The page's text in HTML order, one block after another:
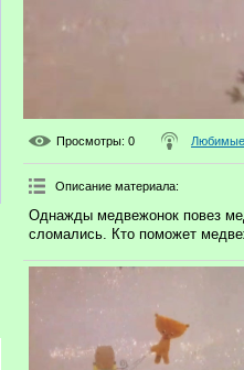
Просмотры: 0 Любимые
Описание материала:
Однажды медвежонок повез
сломались. Кто поможет